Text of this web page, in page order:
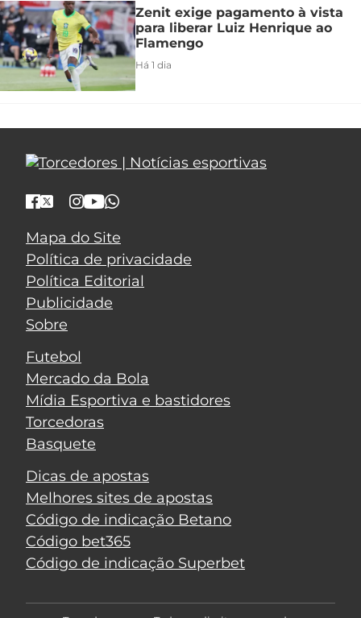
Zenit exige pagamento à vista
para liberar Luiz Henrique ao
Flamengo
Há 1 dia
Mapa do Site
Política de privacidade
Política Editorial
Publicidade
Sobre
Futebol
Mercado da Bola
Mídia Esportiva e bastidores
Torcedoras
Basquete
Dicas de apostas
Melhores sites de apostas
Código de indicação Betano
Código bet365
Código de indicação Superbet